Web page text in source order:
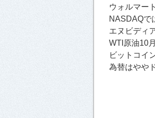
ウォルマー
NASDAQで
エヌビディ
WTI原油10
ビットコイ
為替はやや